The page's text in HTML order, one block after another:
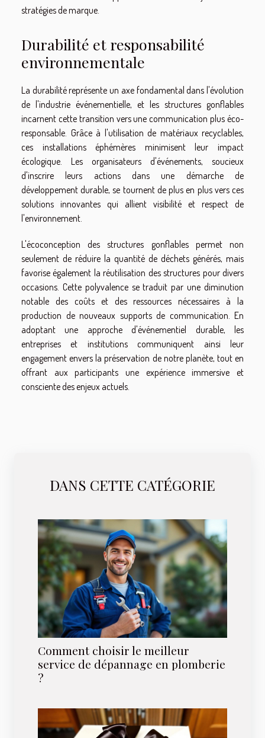
stratégies de marque.
Durabilité et responsabilité
environnementale
La durabilité représente un axe fondamental dans l'évolution
de l'industrie événementielle, et les structures gonflables
incarnent cette transition vers une communication plus éco-
responsable. Grâce à l'utilisation de matériaux recyclables,
ces installations éphémères minimisent leur impact
écologique. Les organisateurs d'événements, soucieux
d'inscrire leurs actions dans une démarche de
développement durable, se tournent de plus en plus vers ces
solutions innovantes qui allient visibilité et respect de
l'environnement.
L'écoconception des structures gonflables permet non
seulement de réduire la quantité de déchets générés, mais
favorise également la réutilisation des structures pour divers
occasions. Cette polyvalence se traduit par une diminution
notable des coûts et des ressources nécessaires à la
production de nouveaux supports de communication. En
adoptant une approche d'événementiel durable, les
entreprises et institutions communiquent ainsi leur
engagement envers la préservation de notre planète, tout en
offrant aux participants une expérience immersive et
consciente des enjeux actuels.
DANS CETTE CATÉGORIE
Comment choisir le meilleur
service de dépannage en plomberie
?